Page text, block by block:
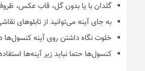
گلدان با یا بدون گل، قاب عکس،
به جای آینه می‌توانید از تابلو‌های
خلوت نگاه داشتن روی آینه کنسول‌ها در
کنسول‌ها حتما نباید زیر آینه‌ها